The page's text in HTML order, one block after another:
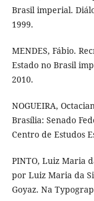
Brasil imperial.
1999.
MENDES, Fábio.
Estado no Brasil
2010.
NOGUEIRA,
Brasília: Senado
Centro de Estudos
PINTO, Luiz Maria
por Luiz Maria da
Goyaz. Na